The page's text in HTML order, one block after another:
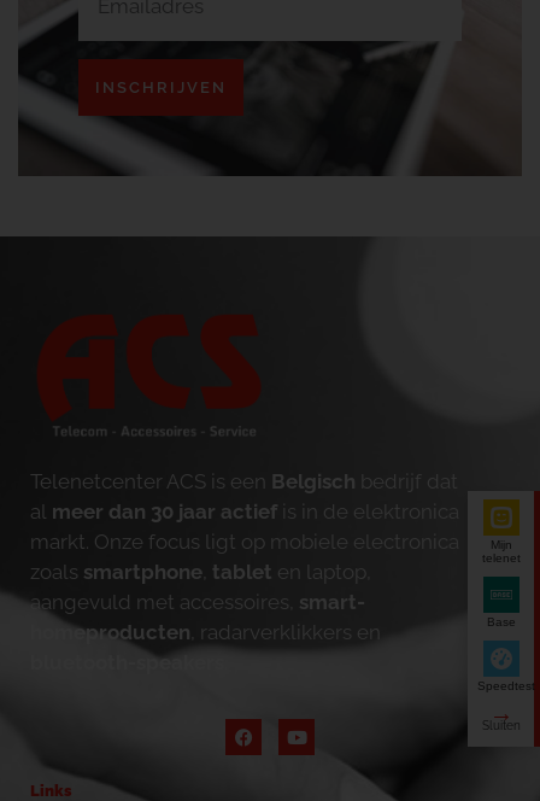
INSCHRIJVEN
Telenetcenter ACS is een Belgisch bedrijf dat
al meer dan 30 jaar actief is in de elektronica
markt. Onze focus ligt op mobiele electronica
zoals smartphone tablet en laptop,
aangevuld met accessoires, smart-
homeproducten , radarverklikkers en
bluetooth-speakers
Links
Mijn
telenet
Base
Speedtest